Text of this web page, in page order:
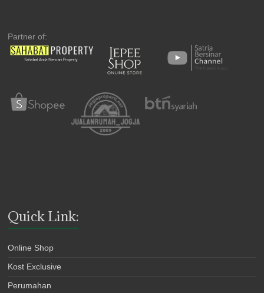
Partner of:
Quick Link:
Online Shop
Kost Exclusive
Perumahan